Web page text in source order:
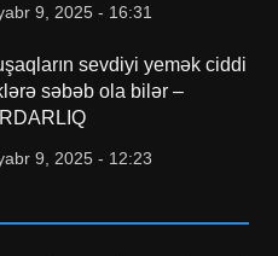
9, 2025 - 16:31
sevdiyi yemək ciddi
səbəb ola bilər –
9, 2025 - 12:23